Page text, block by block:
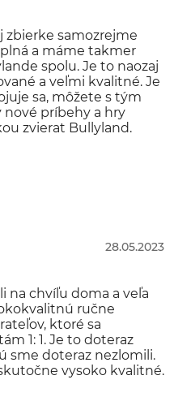
zbierke samozrejme
a máme takmer
spolu. Je to naozaj
a veľmi kvalitné. Je
sa, môžete s tým
nové príbehy a hry
zvierat Bullyland.
28.05.2023
na chvíľu doma a veľa
ručne
ktoré sa
1: 1. Je to doteraz
sme doteraz nezlomili.
vysoko kvalitné.